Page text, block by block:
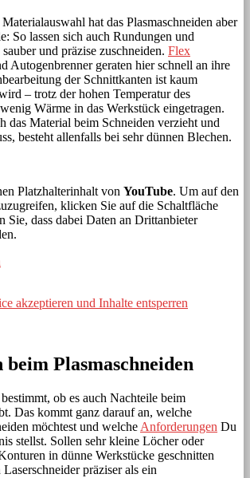
hat das Plasmaschneiden aber
So lassen sich auch Rundungen und
und präzise zuschneiden. Flex
Autogenbrenner geraten hier schnell an ihre
der Schnittkanten ist kaum
– trotz der hohen Temperatur des
Wärme in das Werkstück eingetragen.
das Material beim Schneiden verzieht und
besteht allenfalls bei sehr dünnen Blechen.
Platzhalterinhalt von YouTube. Um auf den
klicken Sie auf die Schaltfläche
Sie, dass dabei Daten an Drittanbieter
akzeptieren und Inhalte entsperren
beim Plasmaschneiden
ob es auch Nachteile beim
Das kommt ganz darauf an, welche
möchtest und welche Anforderungen Du
stellst. Sollen sehr kleine Löcher oder
in dünne Werkstücke geschnitten
präziser als ein